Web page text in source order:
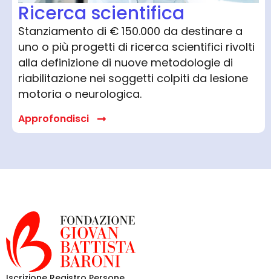
Ricerca scientifica
Stanziamento di € 150.000 da destinare a
uno o più progetti di ricerca scientifici rivolti
alla definizione di nuove metodologie di
riabilitazione nei soggetti colpiti da lesione
motoria o neurologica.
Approfondisci